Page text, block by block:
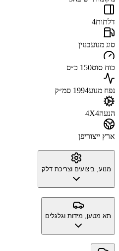
דלתות4
סוג מנועבנזין
כוח סוס150 כ״ס
נפח מנוע1994 סמ״ק
הנעה4X4
ארץ ייצוריפן
מנוע, ביצועים וצריכת דלק
תא מטען, מידות וגלגלים